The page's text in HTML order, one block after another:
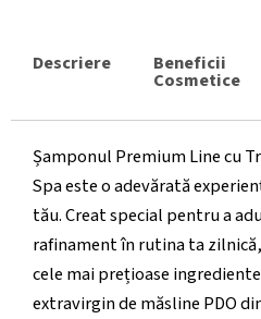
Descriere Beneficii
Cosmetice
Șamponul Premium Line cu
Spa este o adevărată
tău. Creat special pentru a
rafinament în rutina ta
cele mai prețioase
extravirgin de măsline PDO